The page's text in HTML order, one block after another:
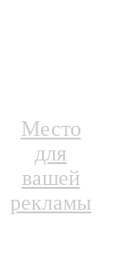
Место
для
вашей
рекламы